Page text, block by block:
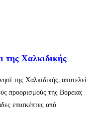
της Χαλκιδικής
της Χαλκιδικής, αποτελεί
προορισμούς της Βόρειας
επισκέπτες από